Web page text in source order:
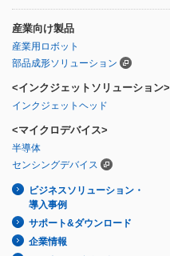
産業向け製品
産業用ロボット
部品成形ソリューション
<インクジェットソリューション>
インクジェットヘッド
<マイクロデバイス>
半導体
センシングデバイス
ビジネスソリューション・
導入事例
サポート&ダウンロード
企業情報